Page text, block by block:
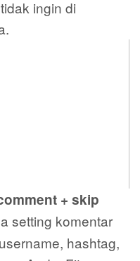
ingin di
+ skip
setting komentar
hashtag,